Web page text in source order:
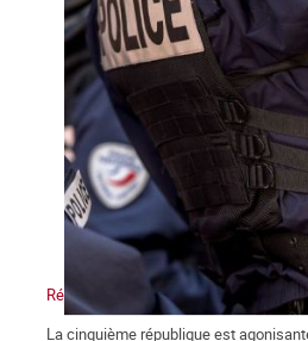
Répression, maître-mot de la macronie.
La cinquième république est